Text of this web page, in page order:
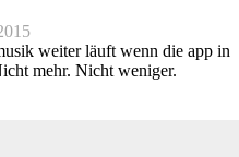
weiter läuft wenn die app in
mehr. Nicht weniger.